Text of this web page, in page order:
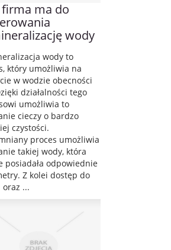
firma ma do
wody
wody to
który umożliwia na
w wodzie obecności
działalności tego
umożliwia to
cieczy o bardzo
czystości.
proces umożliwia
takiej wody, która
posiadała odpowiednie
Z kolei dostęp do
oraz ...